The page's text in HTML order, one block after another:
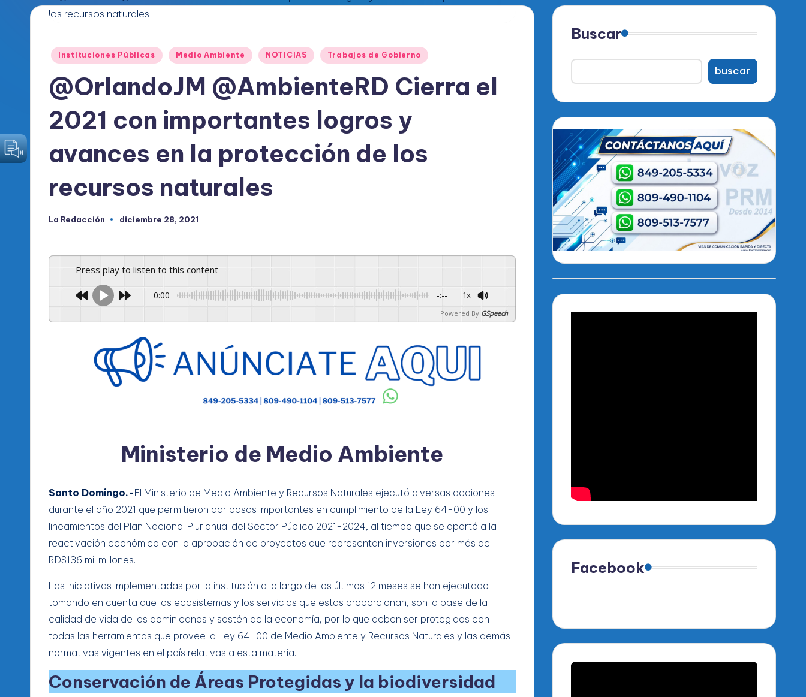
O
Publicado
Instituciones Públicas Medio Ambiente NOTICIAS Trabajos de Gobierno
@OrlandoJM @AmbienteRD Cierra el
2021 con importantes logros y
avances en la protección de los
recursos naturales
Publicado
La Redacción diciembre 28, 2021
Press play to listen to this content
0:00 -:-- 1x
Powered By GSpeech
Ministerio de Medio Ambiente
Santo Domingo.-El Ministerio de Medio Ambiente y Recursos Naturales ejecutó diversas acciones
durante el año 2021 que permitieron dar pasos importantes en cumplimiento de la Ley 64-00 y los
lineamientos del Plan Nacional Plurianual del Sector Público 2021-2024, al tiempo que se aportó a la
reactivación económica con la aprobación de proyectos que representan inversiones por más de
RD$136 mil millones.
Las iniciativas implementadas por la institución a lo largo de los últimos 12 meses se han ejecutado
tomando en cuenta que los ecosistemas y los servicios que estos proporcionan, son la base de la
calidad de vida de los dominicanos y sostén de la economía, por lo que deben ser protegidos con
todas las herramientas que provee la Ley 64-00 de Medio Ambiente y Recursos Naturales y las demás
normativas vigentes en el país relativas a esta materia.
Conservación de Áreas Protegidas y la biodiversidad
Buscar
buscar
Facebook